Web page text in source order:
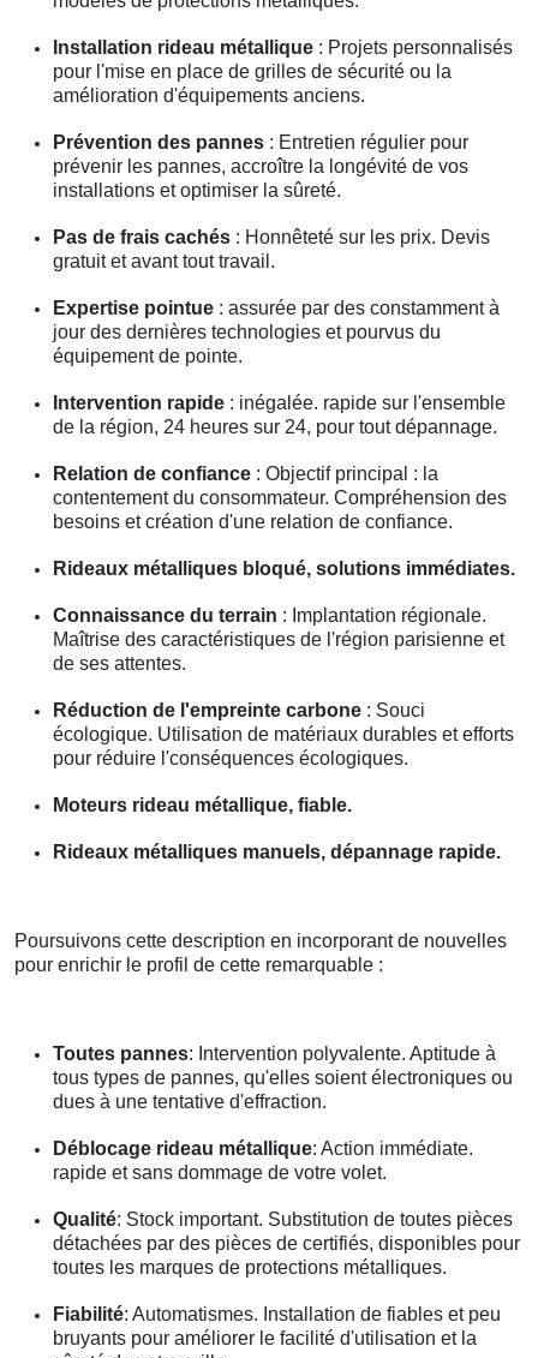
Installation rideau métallique : Projets personnalisés
pour l'mise en place de grilles de sécurité ou la
amélioration d'équipements anciens.
Prévention des pannes : Entretien régulier pour
prévenir les pannes, accroître la longévité de vos
installations et optimiser la sûreté.
Pas de frais cachés : Honnêteté sur les prix. Devis
gratuit et avant tout travail.
Expertise pointue : assurée par des constamment à
jour des dernières technologies et pourvus du
équipement de pointe.
Intervention rapide : inégalée. rapide sur l'ensemble
de la région, 24 heures sur 24, pour tout dépannage.
Relation de confiance : Objectif principal : la
contentement du consommateur. Compréhension des
besoins et création d'une relation de confiance.
Rideaux métalliques bloqué, solutions immédiates.
Connaissance du terrain : Implantation régionale.
Maîtrise des caractéristiques de l'région parisienne et
de ses attentes.
Réduction de l'empreinte carbone : Souci
écologique. Utilisation de matériaux durables et efforts
pour réduire l'conséquences écologiques.
Moteurs rideau métallique, fiable.
Rideaux métalliques manuels, dépannage rapide.
Poursuivons cette description en incorporant de nouvelles
pour enrichir le profil de cette remarquable :
Toutes pannes: Intervention polyvalente. Aptitude à
tous types de pannes, qu'elles soient électroniques ou
dues à une tentative d'effraction.
Déblocage rideau métallique: Action immédiate.
rapide et sans dommage de votre volet.
Qualité: Stock important. Substitution de toutes pièces
détachées par des pièces de certifiés, disponibles pour
toutes les marques de protections métalliques.
Fiabilité: Automatismes. Installation de fiables et peu
bruyants pour améliorer le facilité d'utilisation et la